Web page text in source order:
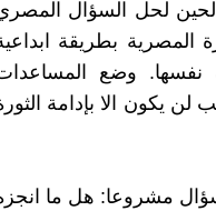
لحل السؤال
المصرية بطريقة
نفسها. وضع
يكون الا بإدامة
مشروعا: هل ما